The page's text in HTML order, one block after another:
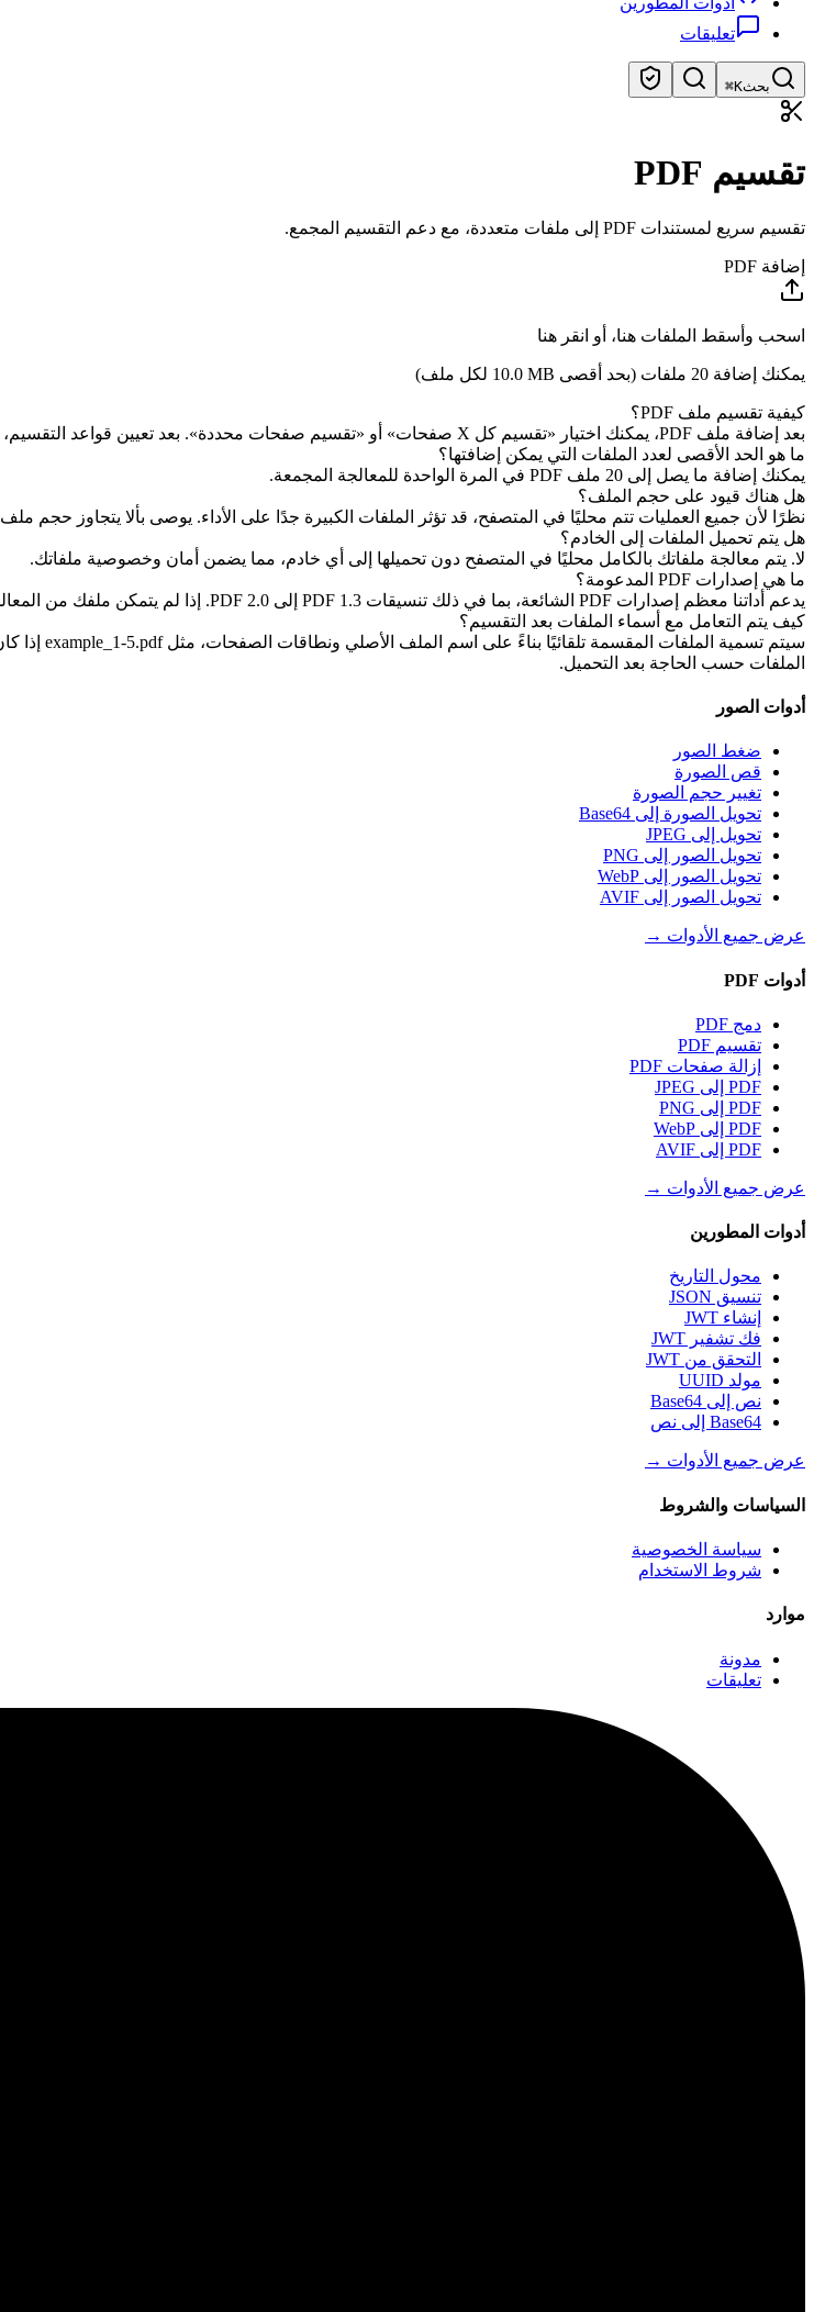
تعليقات
بحث⌘K
بحث سريع عن الأدوات
تقسيم PDF
تقسيم سريع لمستندات PDF إلى ملفات متعددة، مع دعم التقسيم المجمع.
إضافة PDF
اسحب وأسقط الملفات هنا، أو انقر هنا
يمكنك إضافة 20 ملفات (بحد أقصى 10.0 MB لكل ملف)
كيفية تقسيم ملف PDF؟
بعد إضافة ملف PDF، يمكنك اختيار «تقسيم كل X صفحات» أو «تقسيم صفحات محددة». بعد تعيين قواعد التقسيم، انقر فوق زر «تقسيم PDF» لإكمال العملية.
ما هو الحد الأقصى لعدد الملفات التي يمكن إضافتها؟
يمكنك إضافة ما يصل إلى 20 ملف PDF في المرة الواحدة للمعالجة المجمعة.
هل هناك قيود على حجم الملف؟
نظرًا لأن جميع العمليات تتم محليًا في المتصفح، قد تؤثر الملفات الكبيرة جدًا على الأداء. يوصى بألا يتجاوز حجم ملف PDF الواحد 100MB.
هل يتم تحميل الملفات إلى الخادم؟
لا. يتم معالجة ملفاتك بالكامل محليًا في المتصفح دون تحميلها إلى أي خادم، مما يضمن أمان وخصوصية ملفاتك.
ما هي إصدارات PDF المدعومة؟
يدعم أداتنا معظم إصدارات PDF الشائعة، بما في ذلك تنسيقات PDF 1.3 إلى PDF 2.0. إذا لم يتمكن ملفك من المعالجة، فقد يكون ذلك بسبب تشفير الملف أو استخدام تنسيق خاص.
كيف يتم التعامل مع أسماء الملفات بعد التقسيم؟
الملفات حسب الحاجة بعد التحميل.
أدوات الصور
ضغط الصور
قص الصورة
تغيير حجم الصورة
تحويل الصورة إلى Base64
تحويل إلى JPEG
تحويل الصور إلى PNG
تحويل الصور إلى WebP
تحويل الصور إلى AVIF
عرض جميع الأدوات →
أدوات PDF
دمج PDF
تقسيم PDF
إزالة صفحات PDF
PDF إلى JPEG
PDF إلى PNG
PDF إلى WebP
PDF إلى AVIF
عرض جميع الأدوات →
أدوات المطورين
محول التاريخ
تنسيق JSON
إنشاء JWT
فك تشفير JWT
التحقق من JWT
مولد UUID
نص إلى Base64
Base64 إلى نص
عرض جميع الأدوات →
السياسات والشروط
سياسة الخصوصية
شروط الاستخدام
موارد
مدونة
تعليقات